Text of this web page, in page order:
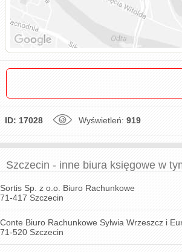
ID: 17028 Wyświetleń: 919
Szczecin - inne biura księgowe w
Sortis Sp. z o.o. Biuro Rachunkowe
71-417 Szczecin
Conte Biuro Rachunkowe Sylwia Wrzeszcz i
71-520 Szczecin